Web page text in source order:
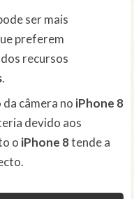
ser mais
preferem
recursos
.
da câmera no iPhone 8
devido aos
o iPhone 8tende a